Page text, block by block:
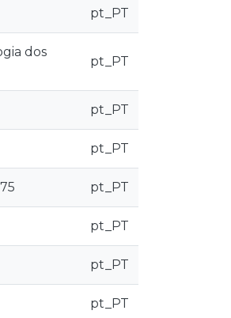
pt_PT
dos
pt_PT
pt_PT
pt_PT
pt_PT
pt_PT
pt_PT
pt_PT